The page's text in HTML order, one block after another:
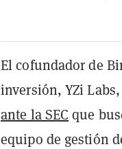
El cofundador de
inversión, YZi
ante la SEC que
equipo de gestión